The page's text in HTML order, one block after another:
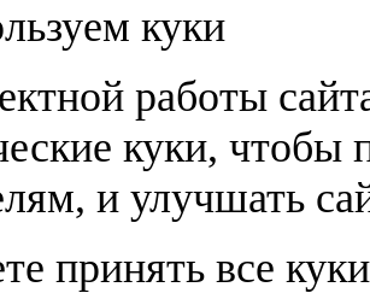
куки
работы
куки, чтобы
и улучшать
принять все